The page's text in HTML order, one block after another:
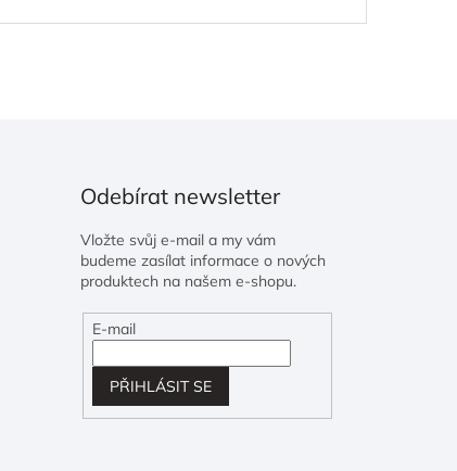
Odebírat newsletter
Vložte svůj e-mail a my vám
budeme zasílat informace o nových
produktech na našem e-shopu.
E-mail
PŘIHLÁSIT SE